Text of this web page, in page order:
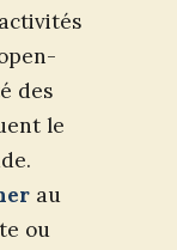
des
le
au
ou